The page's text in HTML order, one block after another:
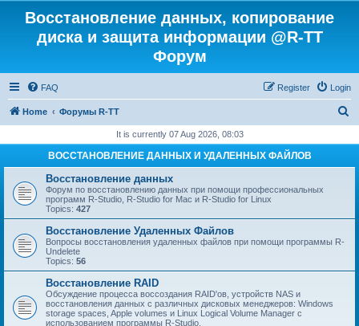
Восстановление данных, копирование
диска и защита информации @R-TT
Форум
FAQ Login
Register
Home Форумы R-TT
r
It is currently 07 Aug 2026, 08:03
ВОССТАНОВЛЕНИЕ ДАННЫХ И УДАЛЕННЫХ ФАЙЛОВ
Восстановление данных
Форум по восстановлению данных при помощи профессиональных
программ R-Studio, R-Studio for Mac и R-Studio for Linux
Topics: 427
Восстановление Удаленных Файлов
Вопросы восстановления удаленных файлов при помощи программы R-
Undelete
Topics: 56
Восстановление RAID
Обсуждение процесса воссоздания RAID'ов, устройств NAS и
восстановления данных с различных дисковых менеджеров: Windows
storage spaces, Apple volumes и Linux Logical Volume Manager с
использованием программы R-Studio.